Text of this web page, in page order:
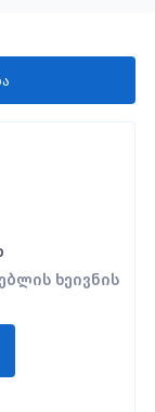
ხეივნის